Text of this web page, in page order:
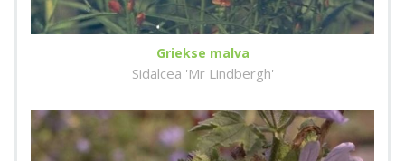
Griekse malva
Sidalcea 'Mr Lindbergh'